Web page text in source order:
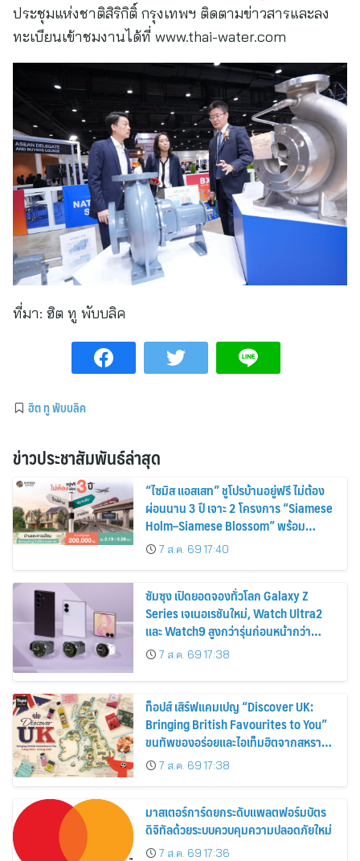
ประชุมแห่งชาติสิริกิติ์ กรุงเทพฯ ติดตามข่าวสารและลง
ทะเบียนเข้าชมงานได้ที่ www.thai-water.com
ที่มา: ฮิต ทู พับบลิค
ฮิต ทู พับบลิค
ข่าวประชาสัมพันธ์ล่าสุด
“ไซมิส แอสเสท” ชูโปรบ้านอยู่ฟรี ไม่ต้อง
ผ่อนนาน 3 ปี เจาะ 2 โครงการ “Siamese
Holm–Siamese Blossom” พร้อม
ส่วนลดและสิทธิพิเศษถึง 31 สิงหาคม
2569
7 ส.ค. 69 17:40
ซัมซุง เปิดยอดจองทั่วโลก Galaxy Z
Series เจเนอเรชันใหม่, Watch Ultra2
และ Watch9 สูงกว่ารุ่นก่อนหน้ากว่า
30%7 ส.ค. 69 17:38
ท็อปส์ เสิร์ฟแคมเปญ “Discover UK:
Bringing British Favourites to You”
ขนทัพของอร่อยและไอเท็มฮิตจากสหราช
อาณาจักร ส่งตรงถึงมือตั้งแต่วันนี้ – 18
สิงหาคมนี้
7 ส.ค. 69 17:38
มาสเตอร์การ์ดยกระดับแพลตฟอร์มบัตร
ดิจิทัลด้วยระบบควบคุมความปลอดภัยใหม่
7 ส.ค. 69 17:36